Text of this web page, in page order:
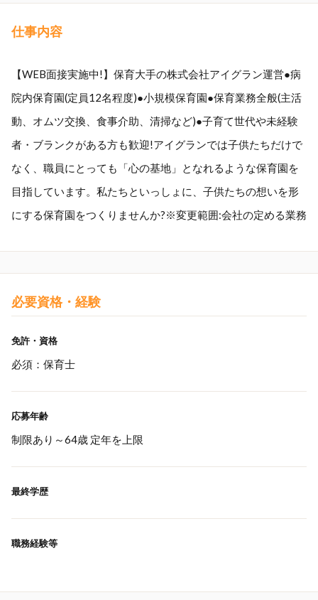
仕事内容
【WEB面接実施中!】保育大手の株式会社アイグラン運営●病
院内保育園(定員12名程度)●小規模保育園●保育業務全般(主活
動、オムツ交換、食事介助、清掃など)●子育て世代や未経験
者・ブランクがある方も歓迎!アイグランでは子供たちだけで
なく、職員にとっても「心の基地」となれるような保育園を
目指しています。私たちといっしょに、子供たちの想いを形
にする保育園をつくりませんか?※変更範囲:会社の定める業務
必要資格・経験
免許・資格
必須：保育士
応募年齢
制限あり～64歳 定年を上限
最終学歴
職務経験等